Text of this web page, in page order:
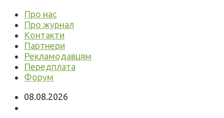
Про нас
Про журнал
Контакти
Партнери
Рекламодавцям
Передплата
Форум
08.08.2026